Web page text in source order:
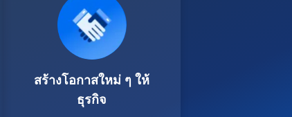
สร้างโอกาสใหม่ ๆ ให้
ธุรกิจ